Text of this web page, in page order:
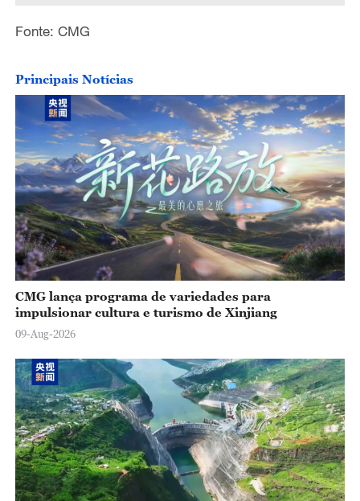
Fonte: CMG
Principais Notícias
CMG lança programa de variedades para
impulsionar cultura e turismo de Xinjiang
09-Aug-2026